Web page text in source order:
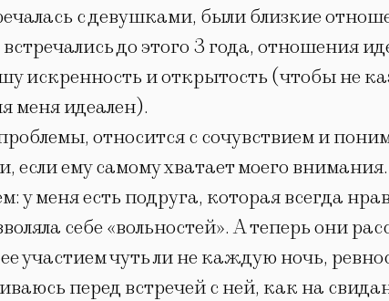
с девушками, были близкие
до этого 3 года, отношения
искренность и открытость (чтобы не
меня идеален).
относится с сочувствием и
если ему самому хватает моего внимания.
у меня есть подруга, которая всегда
себе «вольностей». А теперь они
участием чуть ли не каждую ночь,
перед встречей с ней, как на